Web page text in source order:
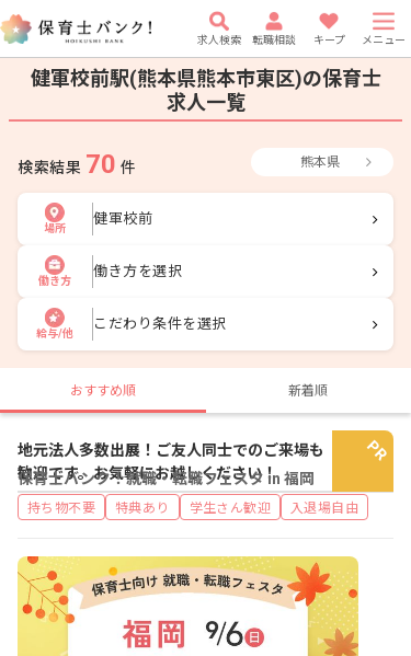
求人検索 転職相談 キープ メニュー
健軍校前駅(熊本県熊本市東区)の保育士
求人一覧
検索結果 70 件 熊本県
場所
健軍校前
働き方
働き方を選択
給与/他
こだわり条件を選択
おすすめ順 新着順
保育士バンク！就職・転職フェスタ in 福岡
地元法人多数出展！ご友人同士でのご来場も
歓迎です。お気軽にお越しください！
持ち物不要 特典あり 学生さん歓迎 入退場自由